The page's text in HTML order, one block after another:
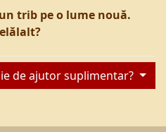
trib pe o lume nouă.
de ajutor suplimentar?